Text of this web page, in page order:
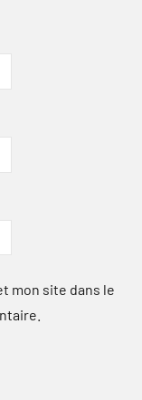
mon site dans le